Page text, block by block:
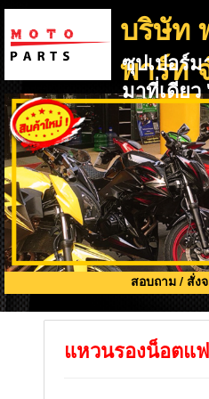
บริษัท
พาร์ท
ซุปเปอร์ม
มาที่เดีย
สอบถาม / สั่ง
แหวนรองน็อตแ